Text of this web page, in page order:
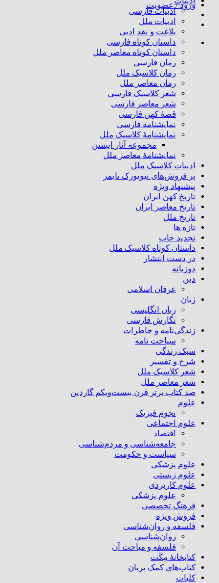
ورود / عضویت
ادبیات فارسی
ادبیات ملل
بلاغت و نقد ادبی
داستان کوتاه فارسی
داستان کوتاه معاصر ملل
رمان فارسی
رمان کلاسیک ملل
رمان معاصر ملل
شعر کلاسیک فارسی
شعر معاصر فارسی
قصهٔ کهن فارسی
نمایشنامه فارسی
نمایشنامهٔ کلاسیک ملل
مجموعه آثار ایبسن
نمایشنامهٔ معاصر ملل
ادبیات کلاسیک ملل
پر فروش‌های نیویورک تایمز
پیشنهاد ویژه
تاریخ کهن ایران
تاریخ معاصر ایران
تاریخ ملل
تازه ها
تجدید چاپ
داستان کوتاه کلاسیک ملل
در دست انتشار
دوزبانه
دین
عرفان اسلامی
زبان
زبان انگلیسی
نگارش فارسی
زندگی‌نامه و خاطرات
سیاحت نامه
سبک زندگی
شرح و تفسیر
شعر کلاسیک ملل
شعر معاصر ملل
صد کتاب برتر قرن بیست‌و‌یکم گاردین
علوم
نجوم فیزیک
علوم اجتماعی
اقتصاد
جامعه‌شناسی و مردم‌شناسی
سیاست و حکومت
علوم پزشکی
علوم زیستی
علوم کاربردی
علوم پزشکی
فرهنگ تخصصی
فروش ویژه
فلسفه و روان‌شناسی
روان‌شناسی
فلسفه و مباحث آن
کتابخانۀ مِکَت
کتاب‌های کمک پریان
کلیات